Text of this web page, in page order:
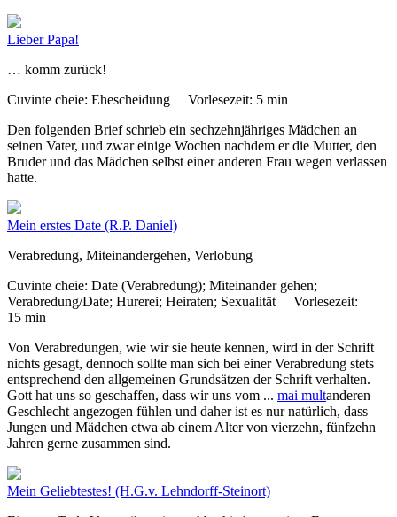
Lieber Papa!
… komm zurück!
Cuvinte cheie: Ehescheidung Vorlesezeit: 5 min
Den folgenden Brief schrieb ein sechzehnjähriges Mädchen an
seinen Vater, und zwar einige Wochen nachdem er die Mutter, den
Bruder und das Mädchen selbst einer anderen Frau wegen verlassen
hatte.
Mein erstes Date (R.P. Daniel)
Verabredung, Miteinandergehen, Verlobung
Cuvinte cheie: Date (Verabredung); Miteinander gehen;
Verabredung/Date; Hurerei; Heiraten; Sexualität Vorlesezeit:
15 min
Von Verabredungen, wie wir sie heute kennen, wird in der Schrift
nichts gesagt, dennoch sollte man sich bei einer Verabredung stets
entsprechend den allgemeinen Grundsätzen der Schrift verhalten.
Gott hat uns so geschaffen, dass wir uns vom ... mai multanderen
Geschlecht angezogen fühlen und daher ist es nur natürlich, dass
Jungen und Mädchen etwa ab einem Alter von vierzehn, fünfzehn
Jahren gerne zusammen sind.
Mein Geliebtestes! (H.G.v. Lehndorff-Steinort)